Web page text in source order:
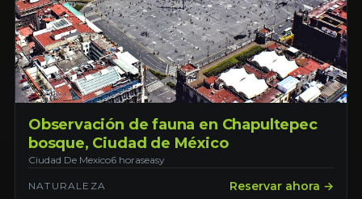
Observación de fauna en Chapultepec
bosque, Ciudad de México
Ciudad De Mexico6 horaseasy
NATURALEZA Reservar ahora →